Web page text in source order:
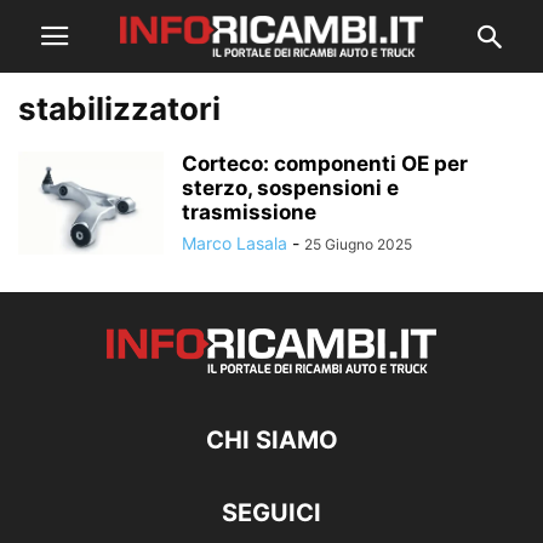
stabilizzatori
Corteco: componenti OE per
sterzo, sospensioni e
trasmissione
Marco Lasala - 25 Giugno 2025
CHI SIAMO
SEGUICI